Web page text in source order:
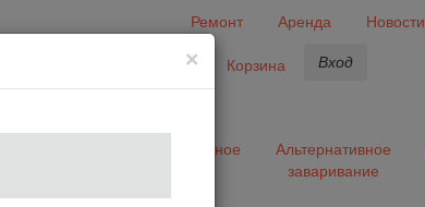
Ремонт Аренда Новости
Избранное Корзина Вход
Разное
Альтернативное
заваривание
×